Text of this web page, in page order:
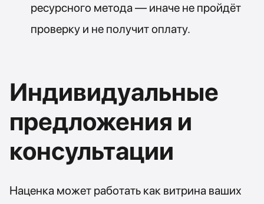
ресурсного метода — иначе не пройдёт
проверку и не получит оплату.
Индивидуальные
предложения и
консультации
Наценка может работать как витрина ваших